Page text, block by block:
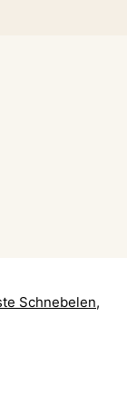
Schnebelen,